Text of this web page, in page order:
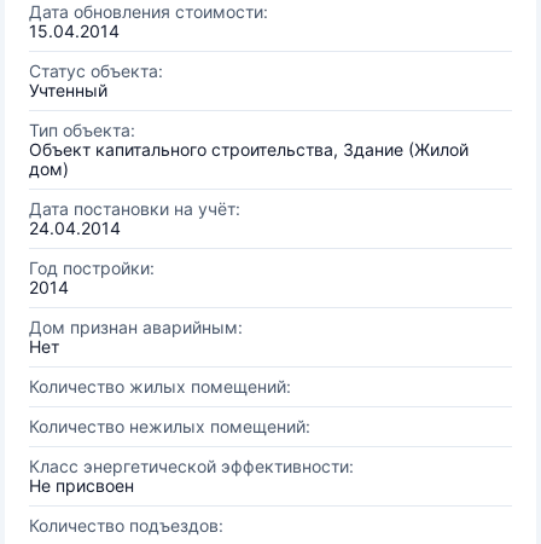
Дата обновления стоимости:
15.04.2014
Статус объекта:
Учтенный
Тип объекта:
Объект капитального строительства, Здание (Жилой
дом)
Дата постановки на учёт:
24.04.2014
Год постройки:
2014
Дом признан аварийным:
Нет
Количество жилых помещений:
Количество нежилых помещений:
Класс энергетической эффективности:
Не присвоен
Количество подъездов: